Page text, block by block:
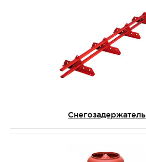
Снегозадержатель